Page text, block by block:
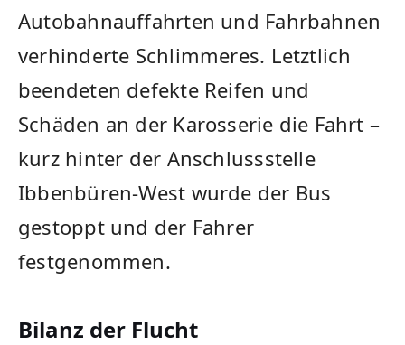
Autobahnauffahrten und Fahrbahnen
verhinderte Schlimmeres. Letztlich
beendeten defekte Reifen und
Schäden an der Karosserie die Fahrt –
kurz hinter der Anschlussstelle
Ibbenbüren-West wurde der Bus
gestoppt und der Fahrer
festgenommen.
Bilanz der Flucht